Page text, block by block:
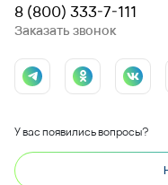
8 (800) 333-7-111
Заказать звонок
У вас появились вопросы?